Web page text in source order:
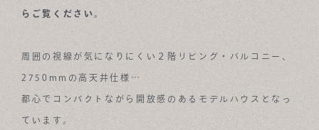
らご覧ください。
周囲の視線が気になりにくい２階リビング・バルコニー、
2750mmの高天井仕様…
都心でコンパクトながら開放感のあるモデルハウスとなっ
ています。